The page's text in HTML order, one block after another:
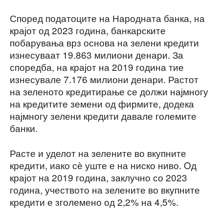
Според податоците на Народната банка, на
крајот од 2023 година, банкарските
побарувања врз основа на зелени кредити
изнесуваат 19.863 милиони денари. За
споредба, на крајот на 2019 година тие
изнесувале 7.176 милиони денари. Растот
на зеленото кредитирање се должи најмногу
на кредитите земени од фирмите, додека
најмногу зелени кредити давале големите
банки.
Расте и уделот на зелените во вкупните
кредити, иако сѐ уште е на ниско ниво. Oд
крајот на 2019 година, заклучно со 2023
година, учеството на зелените во вкупните
кредити е зголемено од 2,2% на 4,5%.